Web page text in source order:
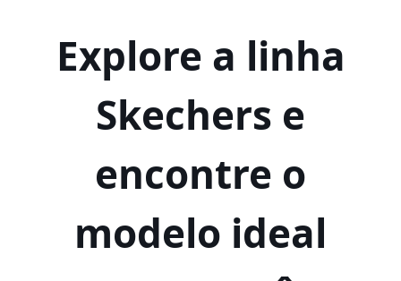
Explore a linha
Skechers e
encontre o
modelo ideal